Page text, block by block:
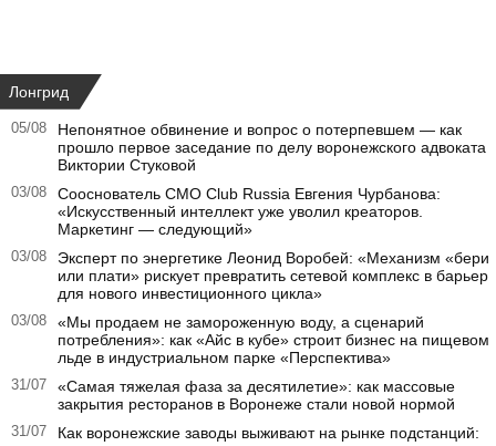
Лонгрид
05/08
Непонятное обвинение и вопрос о потерпевшем — как
прошло первое заседание по делу воронежского адвоката
Виктории Стуковой
03/08
Сооснователь CMO Club Russia Евгения Чурбанова:
«Искусственный интеллект уже уволил креаторов.
Маркетинг — следующий»
03/08
Эксперт по энергетике Леонид Воробей: «Механизм «бери
или плати» рискует превратить сетевой комплекс в барьер
для нового инвестиционного цикла»
03/08
«Мы продаем не замороженную воду, а сценарий
потребления»: как «Айс в кубе» строит бизнес на пищевом
льде в индустриальном парке «Перспектива»
31/07
«Самая тяжелая фаза за десятилетие»: как массовые
закрытия ресторанов в Воронеже стали новой нормой
31/07
Как воронежские заводы выживают на рынке подстанций: